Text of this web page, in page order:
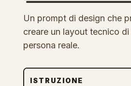
Un prompt di design che
creare un layout tecnico
persona reale.
ISTRUZIONE